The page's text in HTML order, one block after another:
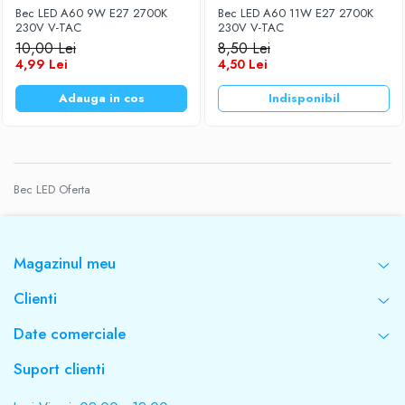
Becuri LED
Aplice LED
Lanterne
Prelungitoare
Diverse gadgeturi
Cablu coaxial
Accesorii auto
Redresoare
Baterii Zinc-Aer
Bec LED A60 9W E27 2700K
230V V-TAC
10,00 Lei
4,99 Lei
Adauga in cos
Bec LED A60 11W E27 2700K
230V V-TAC
8,50 Lei
4,50 Lei
Indisponibil
Bec LED Oferta
Magazinul meu
Clienti
Date comerciale
Suport clienti